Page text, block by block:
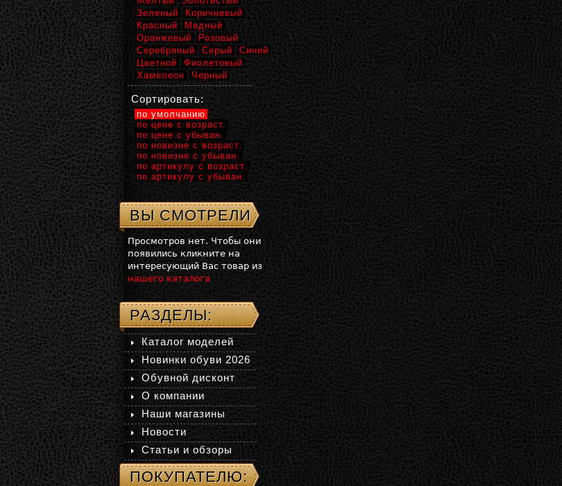
Зеленый
Коричневый
Красный
Медный
Оранжевый
Розовый
Серебряный
Серый
Синий
Цветной
Фиолетовый
Хамелеон
Черный
Сортировать:
по умолчанию
по цене с возраст.
по цене с убыван.
по новизне с возраст.
по новизне с убыван.
по артикулу с возраст.
по артикулу с убыван.
ВЫ СМОТРЕЛИ
Просмотров нет. Чтобы они
появились кликните на
интересующий Вас товар из
нашего каталога
РАЗДЕЛЫ:
Каталог моделей
Новинки обуви 2026
Обувной дисконт
О компании
Наши магазины
Новости
Статьи и обзоры
ПОКУПАТЕЛЮ: